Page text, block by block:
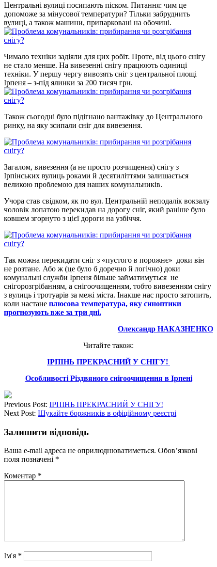
Центральні вулиці посипають піском. Питання: чим це
допоможе за мінусової температури? Тільки забруднить
вулиці, а також машини, припарковані на обочині.
Чимало техніки задіяли для цих робіт. Проте, від цього снігу
не стало менше. На вивезенні снігу працюють одиниці
техніки. У першу чергу вивозять сніг з центральної площі
Ірпеня – з-під ялинки за 200 тисяч грн.
Також сьогодні було підігнано вантажівку до Центрального
ринку, на яку зсипали сніг для вивезення.
Загалом, вивезення (а не просто розчищення) снігу з
Ірпінських вулиць роками й десятиліттями залишається
великою проблемою для наших комунальників.
Учора став свідком, як по вул. Центральній неподалік вокзалу
чоловік лопатою перекидав на дорогу сніг, який раніше було
ковшем згорнуто з цієї дороги на узбіччя.
Так можна перекидати сніг з «пустого в порожнє» доки він
не розтане. Або ж (це було б доречно й логічно) доки
комунальні служби Ірпеня більше займатимуться не
снігорозгрібанням, а снігоочищенням, тобто вивезенням снігу
з вулиць і тротуарів за межі міста. Інакше нас просто затопить,
коли настане плюсова температура, яку синоптики
прогнозують вже за три дні.
Олександр НАКАЗНЕНКО
Читайте також:
ІРПІНЬ ПРЕКРАСНИЙ У СНІГУ!
Особливості Різдвяного снігоочищення в Ірпені
Previous Post: ІРПІНЬ ПРЕКРАСНИЙ У СНІГУ!
Next Post: Шукайте боржників в офіційному реєстрі
Залишити відповідь
Ваша e-mail адреса не оприлюднюватиметься. Обов’язкові
поля позначені *
Коментар *
Ім'я *